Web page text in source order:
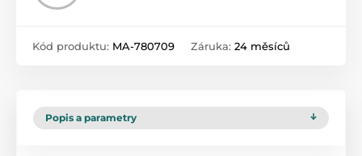
Kód produktu: MA-780709 Záruka: 24 měsíců
Popis a parametry